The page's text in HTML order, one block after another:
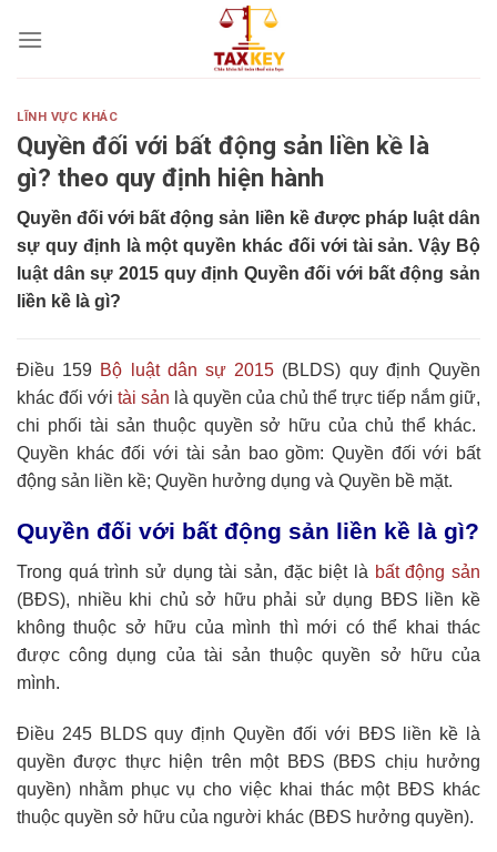
LĨNH VỰC KHÁC
Quyền đối với bất động sản liền kề là
gì? theo quy định hiện hành
Quyền đối với bất động sản liền kềđược pháp luật dân
sự quy định là một quyền khác đối với tài sản. Vậy Bộ
luật dân sự 2015 quy định Quyền đối với bất động sản
liền kề là gì?
Điều 159 Bộ luật dân sự 2015 (BLDS) quy định Quyền
khác đối với tài sản là quyền của chủ thể trực tiếp nắm giữ,
chi phối tài sản thuộc quyền sở hữu của chủ thể khác.
Quyền khác đối với tài sản bao gồm: Quyền đối với bất
động sản liền kề; Quyền hưởng dụng và Quyền bề mặt.
Quyền đối với bất động sản liền kề là gì?
Trong quá trình sử dụng tài sản, đặc biệt là bất động sản
(BĐS), nhiều khi chủ sở hữu phải sử dụng BĐS liền kề
không thuộc sở hữu của mình thì mới có thể khai thác
được công dụng của tài sản thuộc quyền sở hữu của
mình.
Điều 245 BLDS quy định Quyền đối với BĐS liền kề là
quyền được thực hiện trên một BĐS (BĐS chịu hưởng
quyền) nhằm phục vụ cho việc khai thác một BĐS khác
thuộc quyền sở hữu của người khác (BĐS hưởng quyền).